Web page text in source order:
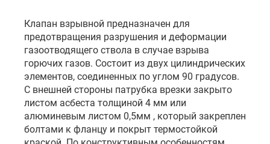
Клапан взрывной предназначен для
предотвращения разрушения и деформации
газоотводящего ствола в случае взрыва
горючих газов. Состоит из двух цилиндрических
элементов, соединенных по углом 90 градусов.
C внешней стороны патрубка врезки закрыто
листом асбеста толщиной 4 мм или
алюминевым листом 0,5мм , который закреплен
болтами к фланцу и покрыт термостойкой